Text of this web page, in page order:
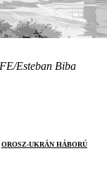
Esteban Biba
OROSZ-UKRÁN HÁBORÚ